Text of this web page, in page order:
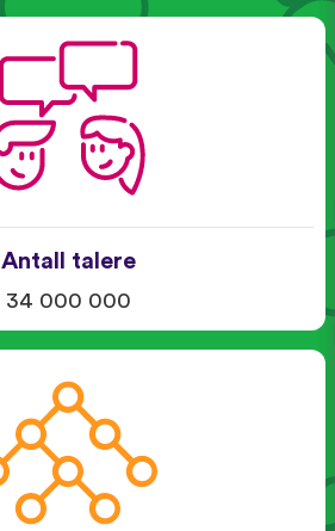
Antall talere
34 000 000